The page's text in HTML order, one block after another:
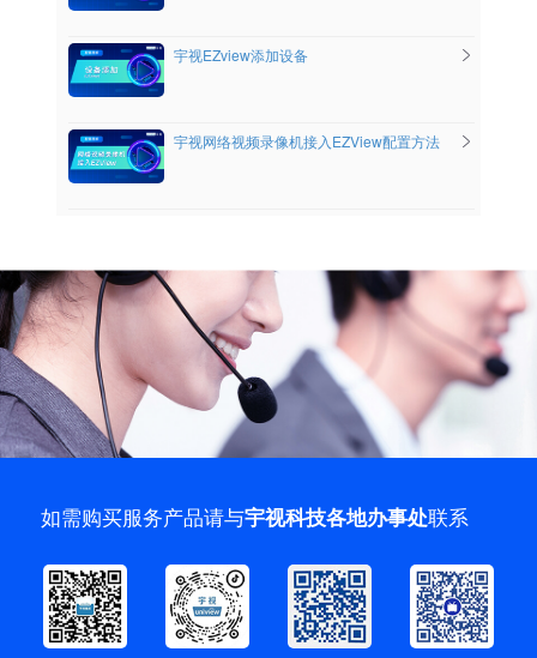
宇视EZview添加设备
宇视网络视频录像机接入EZView配置方法
如需购买服务产品请与宇视科技各地办事处联系